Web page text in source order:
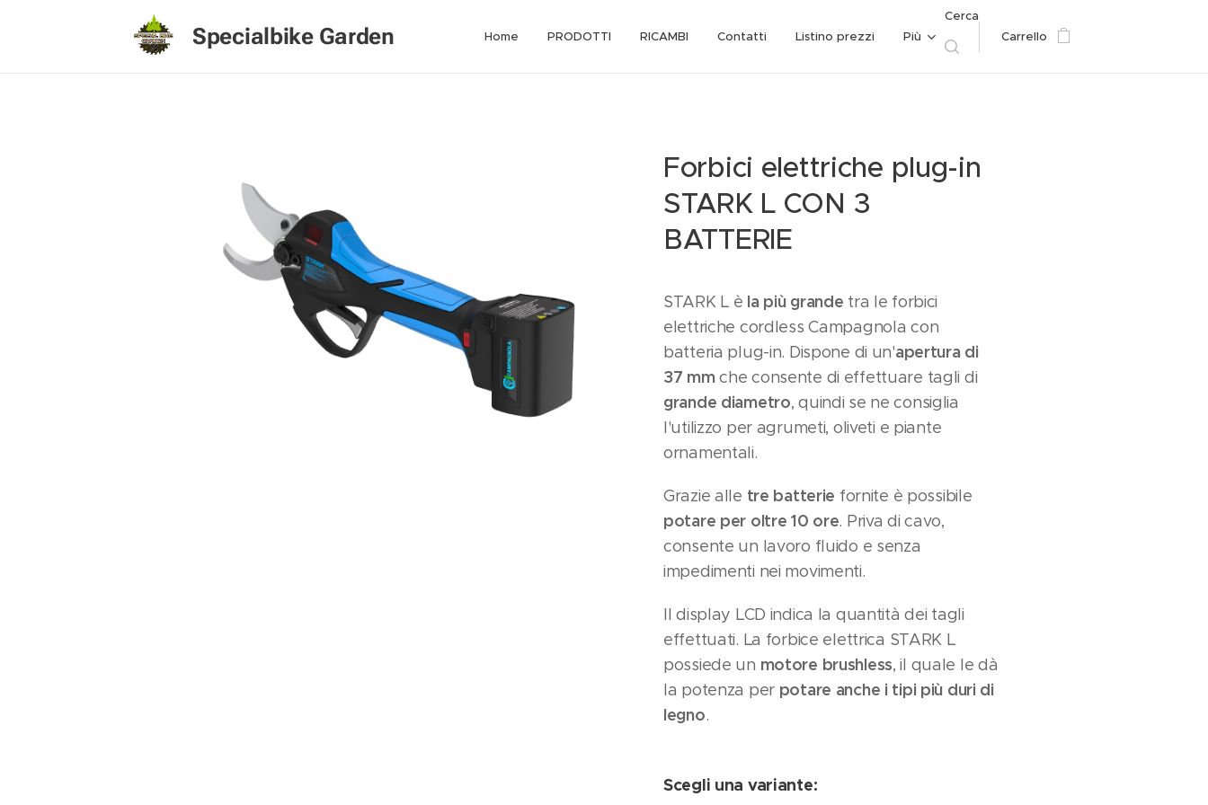
Specialbike Garden Home PRODOTTI RICAMBI Contatti Listino prezzi Più
Cerca
Carrello
Forbici elettriche plug-in
STARK L CON 3
BATTERIE
STARK L è la più grande tra le forbici
elettriche cordless Campagnola con
batteria plug-in. Dispone di un'apertura di
37 mmche consente di effettuare tagli di
grande diametro, quindi se ne consiglia
l'utilizzo per agrumeti, oliveti e piante
ornamentali.
Grazie alle tre batterie fornite è possibile
potare per oltre 10 ore. Priva di cavo,
consente un lavoro fluido e senza
impedimenti nei movimenti.
Il display LCD indica la quantità dei tagli
effettuati. La forbice elettrica STARK L
possiede un motore brushless, il quale le dà
la potenza per potare anche i tipi più duri di
legno.
Scegli una variante: